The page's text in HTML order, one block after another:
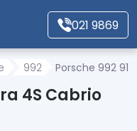
021 9869
992 Porsche 992
4S Cabrio